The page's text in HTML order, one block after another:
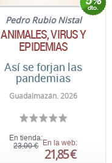
Pedro Rubio Nistal
ANIMALES, VIRUS Y
EPIDEMIAS
Así se forjan las
pandemias
Guadalmazán. 2026
En tienda:
23,00 €
En la web:
21,85 €